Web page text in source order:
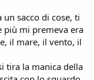
sacco di cose, ti
più mi premeva era
il mare, il vento, il
tira la manica della